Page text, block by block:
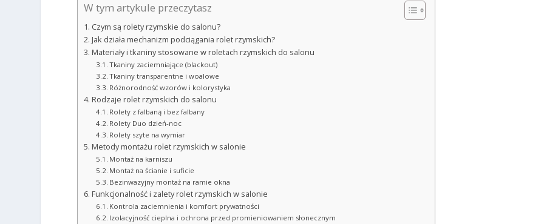
W tym artykule przeczytasz
Czym są rolety rzymskie do salonu?
Jak działa mechanizm podciągania rolet rzymskich?
Materiały i tkaniny stosowane w roletach rzymskich do salonu
Tkaniny zaciemniające (blackout)
Tkaniny transparentne i woalowe
Różnorodność wzorów i kolorystyka
Rodzaje rolet rzymskich do salonu
Rolety z falbaną i bez falbany
Rolety Duo dzień-noc
Rolety szyte na wymiar
Metody montażu rolet rzymskich w salonie
Montaż na karniszu
Montaż na ścianie i suficie
Bezinwazyjny montaż na ramie okna
Funkcjonalność i zalety rolet rzymskich w salonie
Kontrola zaciemnienia i komfort prywatności
Izolacyjność cieplna i ochrona przed promieniowaniem słonecznym